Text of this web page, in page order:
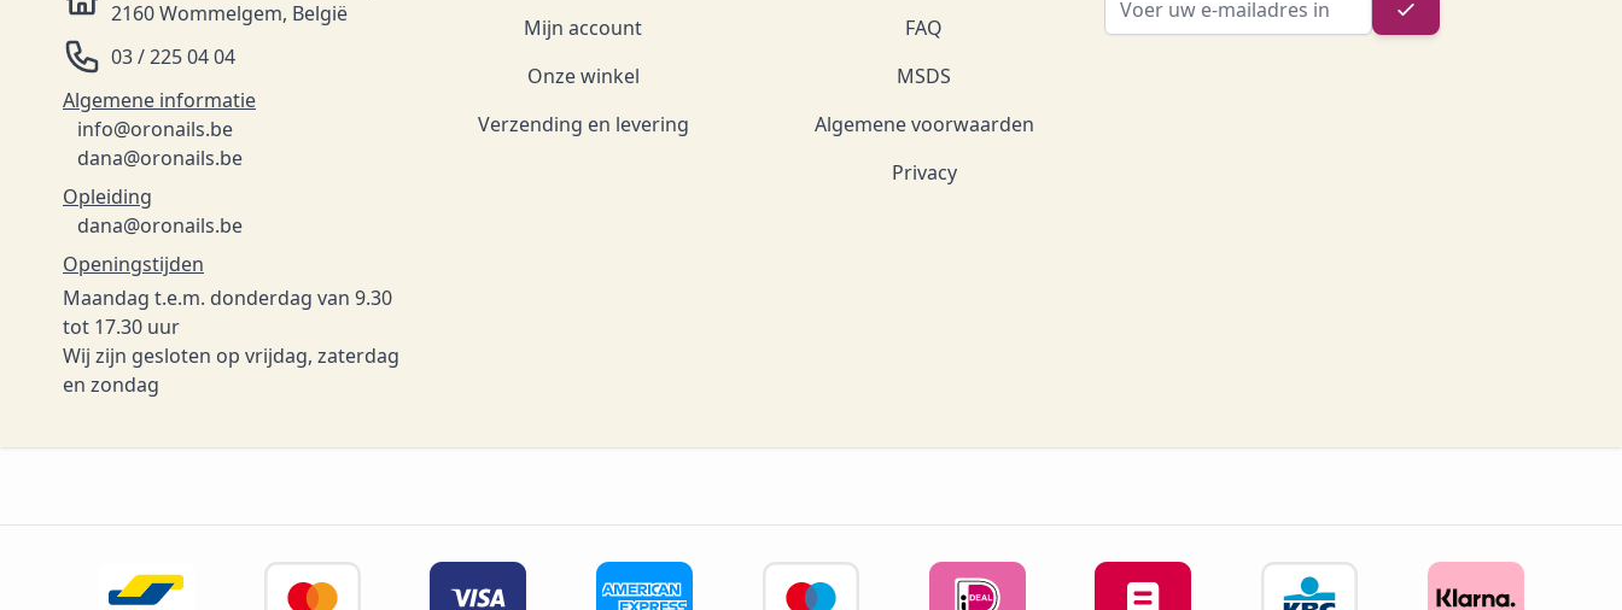
2160 Wommelgem, België
03 / 225 04 04
Algemene informatie
info@oronails.be
dana@oronails.be
Opleiding
dana@oronails.be
Openingstijden
Maandag t.e.m. donderdag van 9.30
tot 17.30 uur
Wij zijn gesloten op vrijdag, zaterdag
en zondag
Mijn account
Onze winkel
Verzending en levering
FAQ
MSDS
Algemene voorwaarden
Privacy